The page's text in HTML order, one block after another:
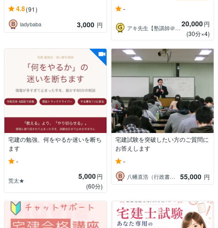
4.8(91)
ladybaba 3,000 円
-
アキ先生【塾講師＠逆転合格】 20,000円
(30分×4)
宅建の勉強、何をやるか迷いを断ち
ます
-
荒太★ 5,000円
(60分)
宅建試験を突破したい方のご質問に
お答えします
-
八幡直浩（行政書士・海事代理士・宅建） 55,000 円